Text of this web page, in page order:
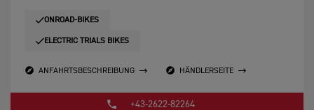
ONROAD-BIKES
ELECTRIC TRIALS BIKES
ANFAHRTSBESCHREIBUNG HÄNDLERSEITE
+43-2622-82264